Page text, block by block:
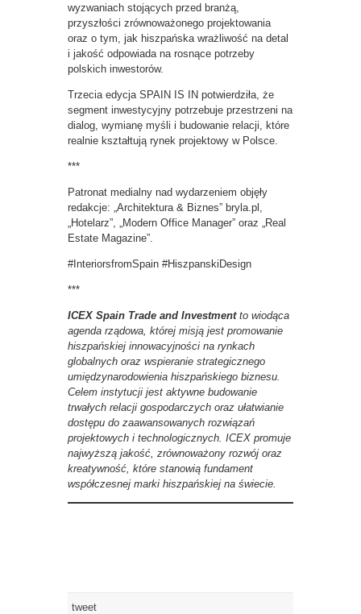
wyzwaniach stojących przed branżą,
przyszłości zrównoważonego projektowania
oraz o tym, jak hiszpańska wrażliwość na detal
i jakość odpowiada na rosnące potrzeby
polskich inwestorów.
Trzecia edycja SPAIN IS IN potwierdziła, że
segment inwestycyjny potrzebuje przestrzeni na
dialog, wymianę myśli i budowanie relacji, które
realnie kształtują rynek projektowy w Polsce.
***
Patronat medialny nad wydarzeniem objęły
redakcje: „Architektura & Biznes” bryla.pl,
„Hotelarz”, „Modern Office Manager” oraz „Real
Estate Magazine”.
#InteriorsfromSpain #HiszpanskiDesign
***
ICEX Spain Trade and Investmentto wiodąca
agenda rządowa, której misją jest promowanie
hiszpańskiej innowacyjności na rynkach
globalnych oraz wspieranie strategicznego
umiędzynarodowienia hiszpańskiego biznesu.
Celem instytucji jest aktywne budowanie
trwałych relacji gospodarczych oraz ułatwianie
dostępu do zaawansowanych rozwiązań
projektowych i technologicznych. ICEX promuje
najwyższą jakość, zrównoważony rozwój oraz
kreatywność, które stanowią fundament
współczesnej marki hiszpańskiej na świecie.
tweet